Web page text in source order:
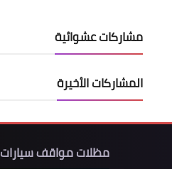
مشاركات عشوائية
المشاركات الأخيرة
مظلات مواقف سيارات